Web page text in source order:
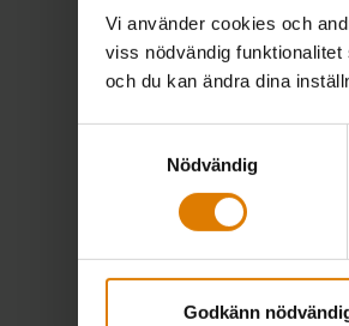
Vi använder cookies och
viss nödvändig
och du kan ändra dina
Nödvändig
Godkänn